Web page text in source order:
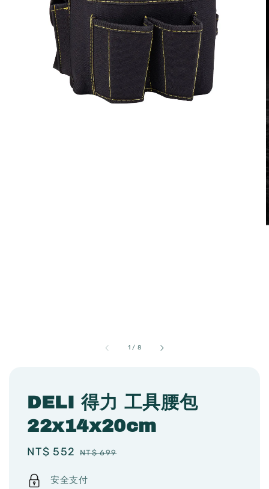
1 / 8
DELI 得力 工具腰包
22x14x20cm
Sale
NT$ 552 Regular
NT$ 699
安全支付